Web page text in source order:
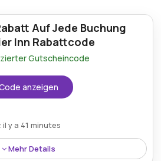
Auf Jede Buchung
Inn Rabattcode
Gutscheincode
anzeigen
y a 41 minutes
Mehr Details